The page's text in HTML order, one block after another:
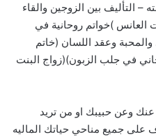
– التأليف بين الزوجين والقاء
العانس )خواتم روحانية في
والمحبة وعقد اللسان (خاتم
في جلب الزبون)(زواج البنت
عنك وعن حبيبك او من تريد
جميع مناحي حياتك الماليه